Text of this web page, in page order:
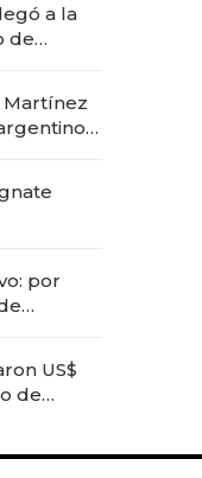
a la
de
Martínez
por
US$
de